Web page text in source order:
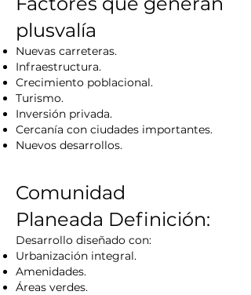
plusvalía
Nuevas carreteras.
Infraestructura.
Crecimiento poblacional.
Turismo.
Inversión privada.
Cercanía con ciudades importantes.
Nuevos desarrollos.
Comunidad
Planeada Definición:
Desarrollo diseñado con:
Urbanización integral.
Amenidades.
Áreas verdes.